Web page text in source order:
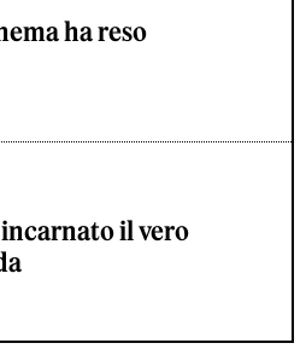
ha reso
il vero